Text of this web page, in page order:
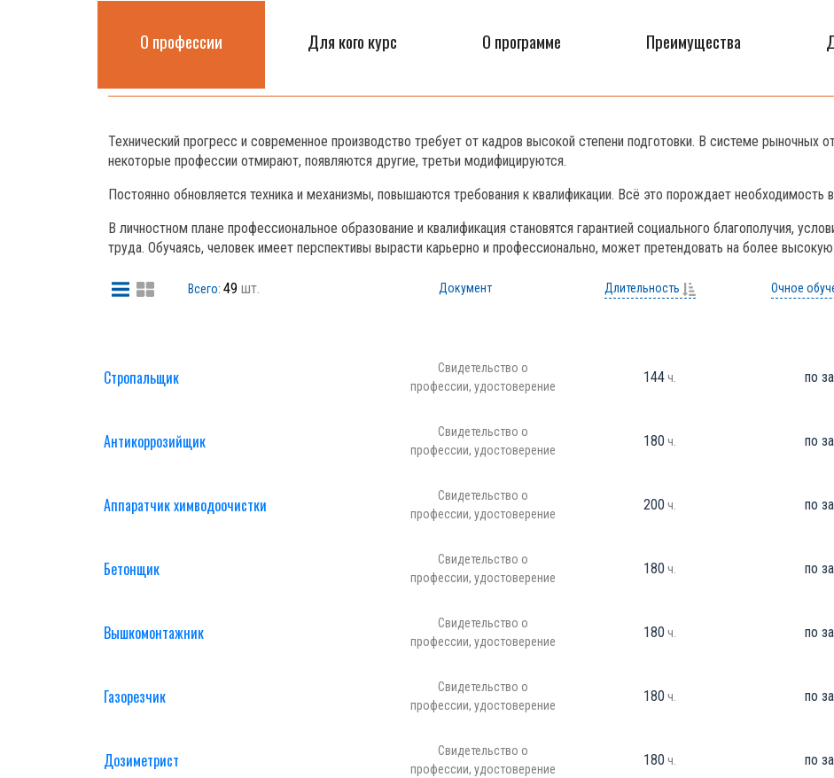
О профессии Для кого курс О программе Преимущества
Технический прогресс и современное производство требует от кадров высокой степени подготовки. В системе рыночных
некоторые профессии отмирают, появляются другие, третьи модифицируются.
Постоянно обновляется техника и механизмы, повышаются требования к квалификации. Всё это порождает необходимость
В личностном плане профессиональное образование и квалификация становятся гарантией социального благополучия,
труда. Обучаясь, человек имеет перспективы вырасти карьерно и профессионально, может претендовать на более
Всего: 49 шт. Документ Длительность Очное
Стропальщик
Свидетельство о
профессии, удостоверение
144ч. по
Антикоррозийщик
Свидетельство о
профессии, удостоверение
180 ч. по
Аппаратчик химводоочистки
Свидетельство о
профессии, удостоверение
200 ч. по
Бетонщик
Свидетельство о
профессии, удостоверение
180 ч. по
Вышкомонтажник
Свидетельство о
профессии, удостоверение
180 ч. по
Газорезчик
Свидетельство о
профессии, удостоверение
180 ч. по
Дозиметрист
Свидетельство о
профессии, удостоверение
180 ч. по